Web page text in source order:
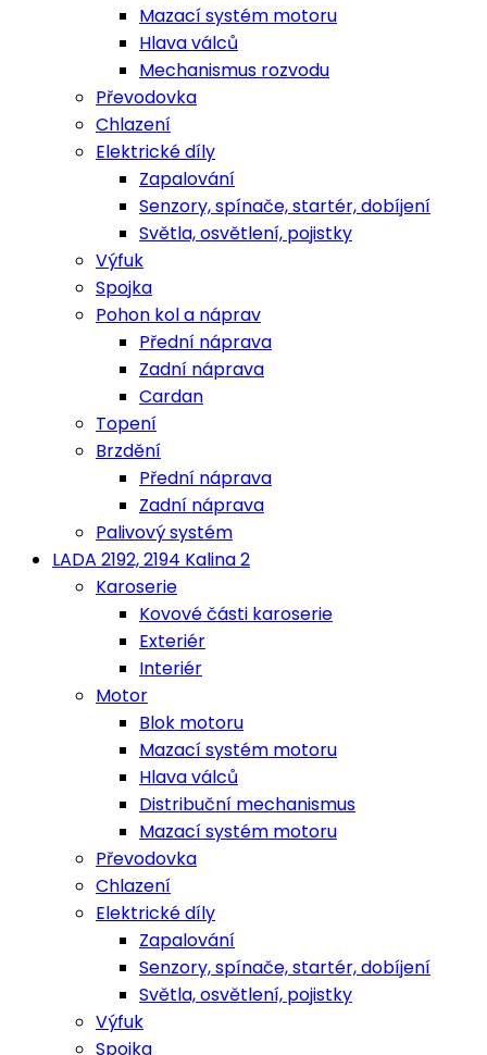
Mazací systém motoru
Hlava válců
Mechanismus rozvodu
Převodovka
Chlazení
Elektrické díly
Zapalování
Senzory, spínače, startér, dobíjení
Světla, osvětlení, pojistky
Výfuk
Spojka
Pohon kol a náprav
Přední náprava
Zadní náprava
Cardan
Topení
Brzdění
Přední náprava
Zadní náprava
Palivový systém
LADA 2192, 2194 Kalina 2
Karoserie
Kovové části karoserie
Exteriér
Interiér
Motor
Blok motoru
Mazací systém motoru
Hlava válců
Distribuční mechanismus
Mazací systém motoru
Převodovka
Chlazení
Elektrické díly
Zapalování
Senzory, spínače, startér, dobíjení
Světla, osvětlení, pojistky
Výfuk
Spojka